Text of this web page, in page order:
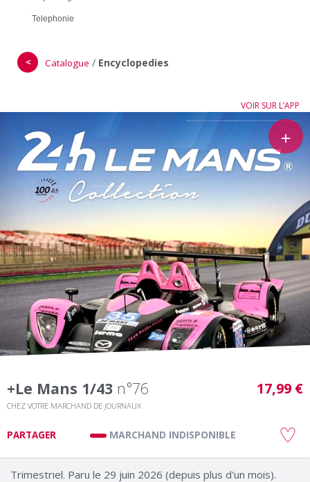
Telephonie
＜ Catalogue / Encyclopedies
VOIR SUR L’APP
＋
+le Mans 1/43 n°76
CHEZ VOTRE MARCHAND DE JOURNAUX
17,99 €
PARTAGER MARCHAND INDISPONIBLE
Trimestriel. Paru le 29 juin 2026 (depuis plus d'un mois).